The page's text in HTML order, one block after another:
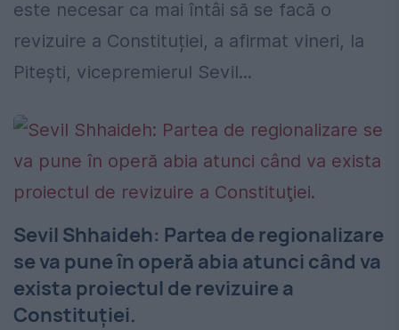
este necesar ca mai întâi să se facă o
revizuire a Constituției, a afirmat vineri, la
Pitești, vicepremierul Sevil...
Sevil Shhaideh: Partea de regionalizare
se va pune în operă abia atunci când va
exista proiectul de revizuire a
Constituţiei.